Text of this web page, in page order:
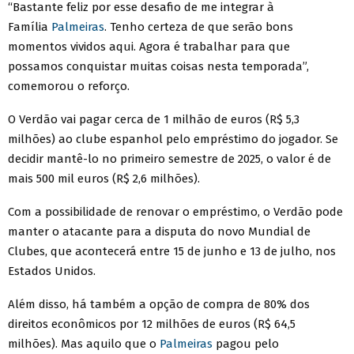
“Bastante feliz por esse desafio de me integrar à
Família Palmeiras. Tenho certeza de que serão bons
momentos vividos aqui. Agora é trabalhar para que
possamos conquistar muitas coisas nesta temporada”,
comemorou o reforço.
O Verdão vai pagar cerca de 1 milhão de euros (R$ 5,3
milhões) ao clube espanhol pelo empréstimo do jogador. Se
decidir mantê-lo no primeiro semestre de 2025, o valor é de
mais 500 mil euros (R$ 2,6 milhões).
Com a possibilidade de renovar o empréstimo, o Verdão pode
manter o atacante para a disputa do novo Mundial de
Clubes, que acontecerá entre 15 de junho e 13 de julho, nos
Estados Unidos.
Além disso, há também a opção de compra de 80% dos
direitos econômicos por 12 milhões de euros (R$ 64,5
milhões). Mas aquilo que o Palmeiras pagou pelo